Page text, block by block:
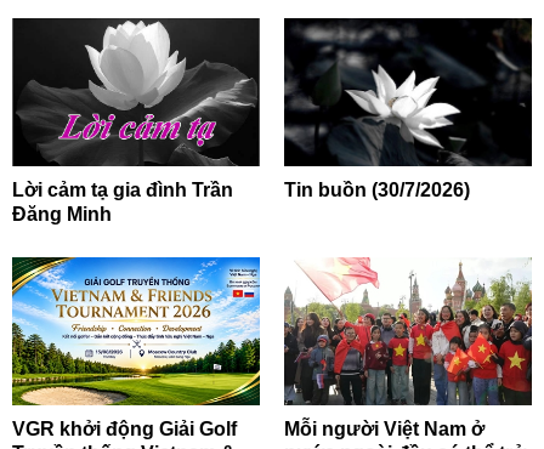
Lời cảm tạ gia đình Trần
Đăng Minh
Tin buồn (30/7/2026)
VGR khởi động Giải Golf
Mỗi người Việt Nam ở